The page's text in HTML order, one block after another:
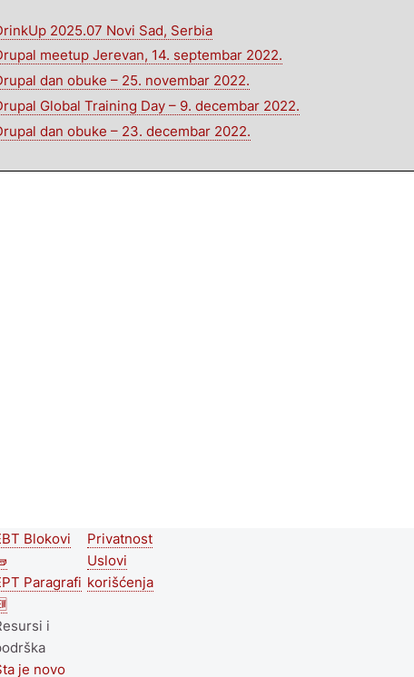
2025.07 Novi Sad, Serbia
meetup Jerevan, 14. septembar 2022.
dan obuke – 25. novembar 2022.
Global Training Day – 9. decembar 2022.
dan obuke – 23. decembar 2022.
Blokovi
Paragrafi
i
je novo
Footer menu
Privatnost
Uslovi
korišćenja